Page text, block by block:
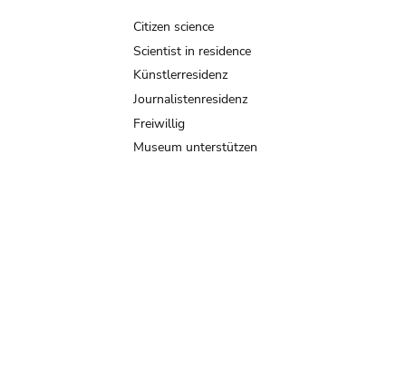
Citizen science
Scientist in residence
Künstlerresidenz
Journalistenresidenz
Freiwillig
Museum unterstützen